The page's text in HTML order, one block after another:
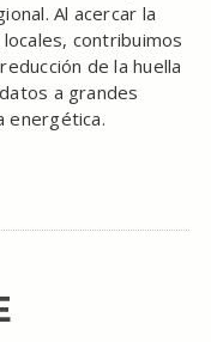
Al acercar la
contribuimos
de la huella
a grandes
energética.